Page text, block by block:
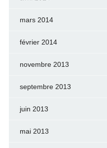
mars 2014
février 2014
novembre 2013
septembre 2013
juin 2013
mai 2013